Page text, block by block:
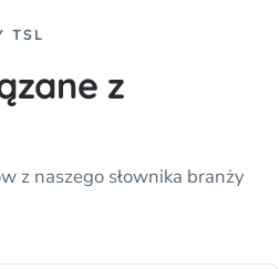
TSL
z
z naszego słownika branży